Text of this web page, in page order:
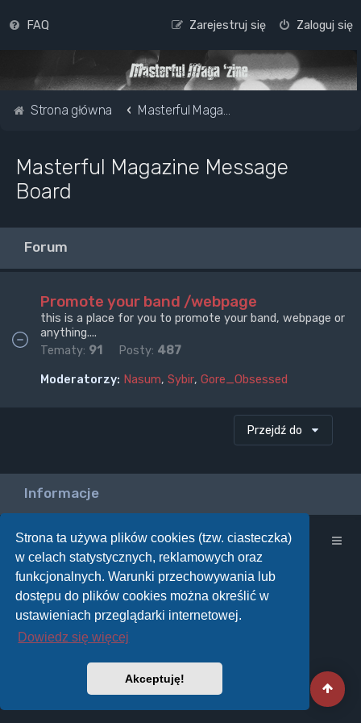
Strona ta używa plików cookies (tzw. ciasteczka)
w celach statystycznych, reklamowych oraz
funkcjonalnych. Warunki przechowywania lub
dostępu do plików cookies można określić w
ustawieniach przeglądarki internetowej.
Dowiedz się więcej
Akceptuję!
FAQ Zaloguj się
Zarejestruj się
Strona główna Masterful Magazine Message Board
Masterful Magazine Message
Board
Forum
Promote your band /webpage
this is a place for you to promote your band, webpage or
anything....
Tematy: 91 Posty: 487
Moderatorzy: Nasum, Sybir, Gore_Obsessed
Przejdź do
Informacje
Strona główna